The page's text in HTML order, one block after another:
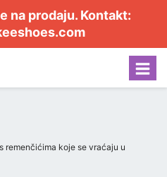
na prodaju. Kontakt:
remenčićima koje se vraćaju u